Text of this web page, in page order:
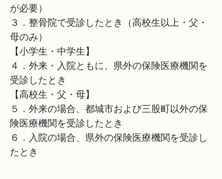
が必要）
３．整骨院で受診したとき（高校生以上・父・
母のみ）
【小学生・中学生】
４．外来・入院ともに、県外の保険医療機関を
受診したとき
【高校生・父・母】
５．外来の場合、都城市および三股町以外の保
険医療機関を受診したとき
６．入院の場合、県外の保険医療機関を受診し
たとき